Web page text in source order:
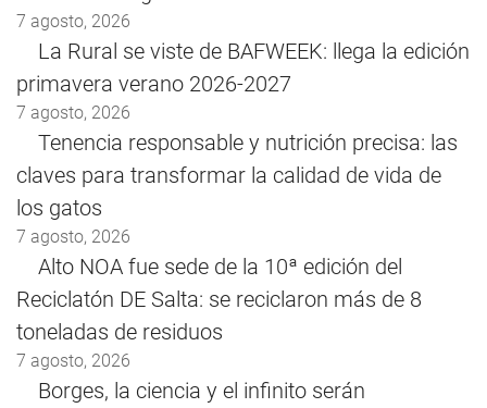
7 agosto, 2026
La Rural se viste de BAFWEEK: llega la edición
primavera verano 2026-2027
7 agosto, 2026
Tenencia responsable y nutrición precisa: las
claves para transformar la calidad de vida de
los gatos
7 agosto, 2026
Alto NOA fue sede de la 10ª edición del
Reciclatón DE Salta: se reciclaron más de 8
toneladas de residuos
7 agosto, 2026
Borges, la ciencia y el infinito serán